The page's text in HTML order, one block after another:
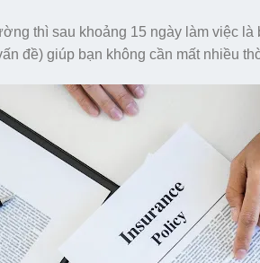
thì sau khoảng 15 ngày làm việc
đề) giúp bạn không cần mất nhiều